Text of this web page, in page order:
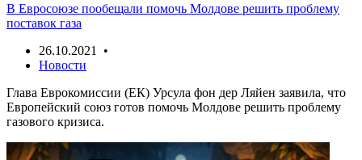
В Евросоюзе пообещали помочь Молдове решить проблему
поставок газа
26.10.2021 •
Новости
Глава Еврокомиссии (ЕК) Урсула фон дер Ляйен заявила, что
Европейский союз готов помочь Молдове решить проблему
газового кризиса.